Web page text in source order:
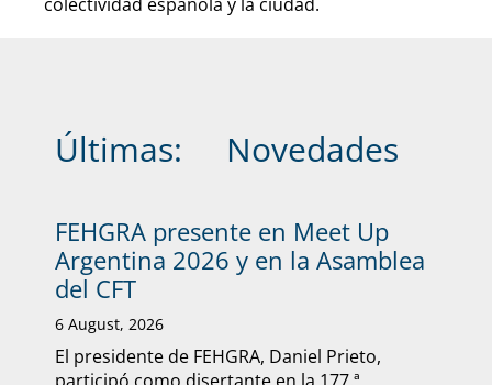
Últimas: Novedades
FEHGRA presente en Meet Up
Argentina 2026 y en la Asamblea
del CFT
6 August, 2026
El presidente de FEHGRA, Daniel Prieto,